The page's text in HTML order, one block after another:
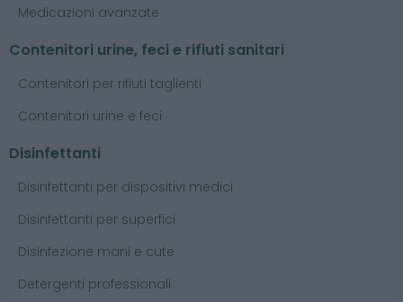
Medicazioni avanzate
Contenitori urine, feci e rifiuti sanitari
Contenitori per rifiuti taglienti
Contenitori urine e feci
Disinfettanti
Disinfettanti per dispositivi medici
Disinfettanti per superfici
Disinfezione mani e cute
Detergenti professionali